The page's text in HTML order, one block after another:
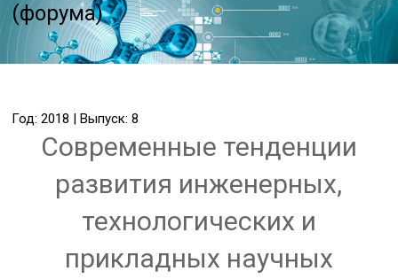
(форума)
Год: 2018 | Выпуск: 8
Современные тенденции
развития инженерных,
технологических и
прикладных научных